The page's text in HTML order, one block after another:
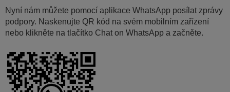
Nyní nám můžete pomocí aplikace WhatsApp posílat zprávy
podpory. Naskenujte QR kód na svém mobilním zařízení
nebo klikněte na tlačítko Chat on WhatsApp a začněte.